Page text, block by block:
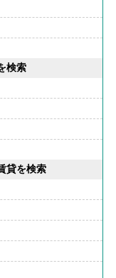
検索
貸を検索